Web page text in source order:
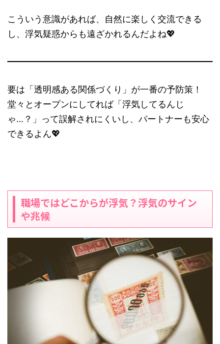
こういう意識があれば、自然に楽しく交流できる
し、浮気疑惑からも遠ざかれるんだよね💖
要は「透明感ある関係づくり」が一番の予防策！
堂々とオープンにしてれば「浮気してるんじ
ゃ…？」って誤解されにくいし、パートナーも安心
できるよん💖
職場ではどこからが浮気？浮気のサイン
や兆候